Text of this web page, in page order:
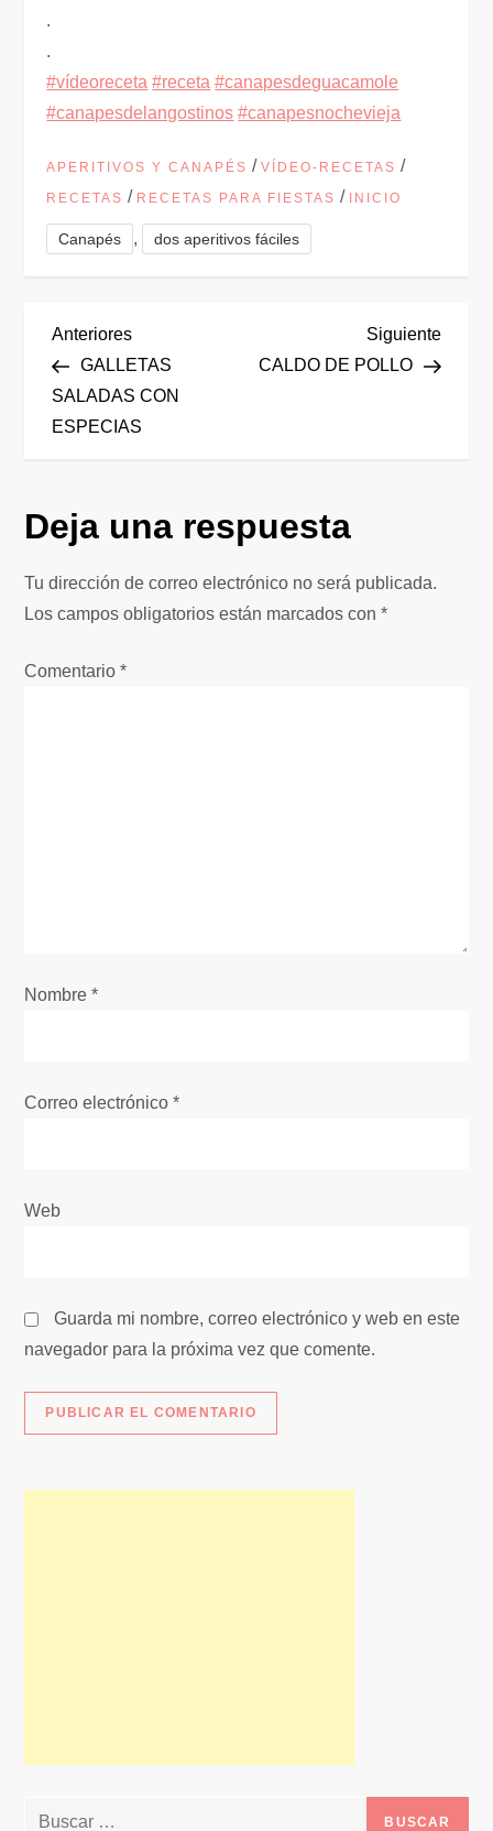
.
.
#vídeoreceta #receta #canapesdeguacamole
#canapesdelangostinos #canapesnochevieja
APERITIVOS Y CANAPÉS /VÍDEO-RECETAS /
RECETAS / RECETAS PARA FIESTAS / INICIO
Canapés , dos aperitivos fáciles
N
a
v
g
a
r
d
s
Entrada
anterior
Anteriores
GALLETAS
SALADAS CON
ESPECIAS
Siguiente
CALDO DE POLLO
Deja una respuesta
Tu dirección de correo electrónico no será publicada.
Los campos obligatorios están marcados con*
Comentario*
Nombre*
Correo electrónico*
Web
Guarda mi nombre, correo electrónico y web en este
navegador para la próxima vez que comente.
Buscar: